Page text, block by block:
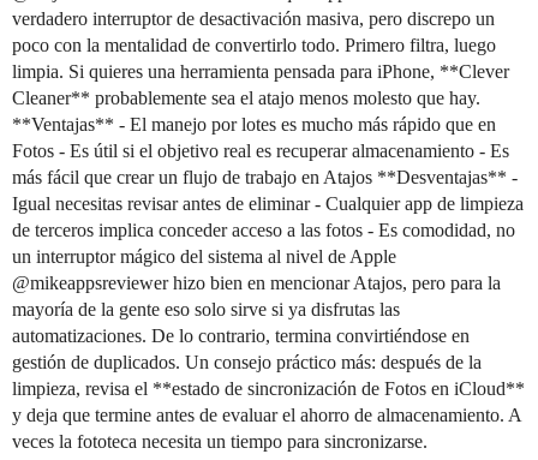
verdadero interruptor de desactivación masiva, pero discrepo un
poco con la mentalidad de convertirlo todo. Primero filtra, luego
limpia. Si quieres una herramienta pensada para iPhone, **Clever
Cleaner** probablemente sea el atajo menos molesto que hay.
**Ventajas** - El manejo por lotes es mucho más rápido que en
Fotos - Es útil si el objetivo real es recuperar almacenamiento - Es
más fácil que crear un flujo de trabajo en Atajos **Desventajas** -
Igual necesitas revisar antes de eliminar - Cualquier app de limpieza
de terceros implica conceder acceso a las fotos - Es comodidad, no
un interruptor mágico del sistema al nivel de Apple
@mikeappsreviewer hizo bien en mencionar Atajos, pero para la
mayoría de la gente eso solo sirve si ya disfrutas las
automatizaciones. De lo contrario, termina convirtiéndose en
gestión de duplicados. Un consejo práctico más: después de la
limpieza, revisa el **estado de sincronización de Fotos en iCloud**
y deja que termine antes de evaluar el ahorro de almacenamiento. A
veces la fototeca necesita un tiempo para sincronizarse.